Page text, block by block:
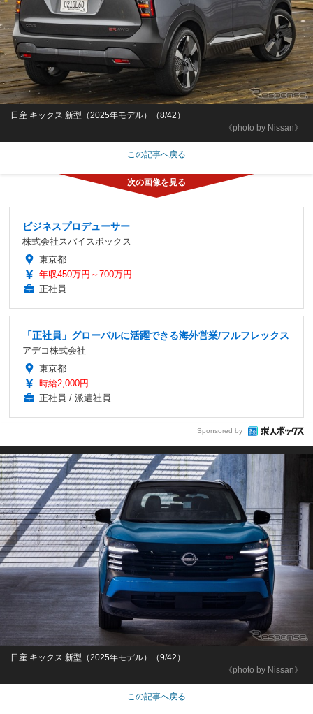
《photo by Nissan》
日産 キックス 新型（2025年モデル）（8/42）
この記事へ戻る
ビジネスプロデューサー
株式会社スパイスボックス
東京都
年収450万円～700万円
正社員
「正社員」グローバルに活躍できる海外営業/フルフレックス
アデコ株式会社
東京都
時給2,000円
正社員 / 派遣社員
Sponsored by
《photo by Nissan》
日産 キックス 新型（2025年モデル）（9/42）
この記事へ戻る